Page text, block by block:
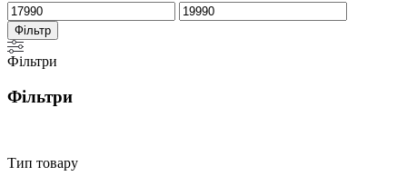
Мінімальна
ціна
Найбільша
ціна
Фільтр
Фільтри
Фільтри
Тип товару